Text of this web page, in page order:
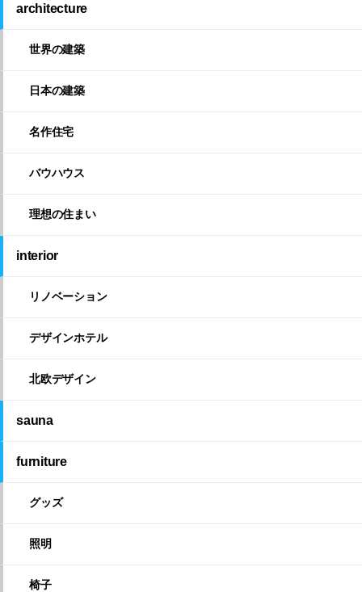
architecture
世界の建築
日本の建築
名作住宅
バウハウス
理想の住まい
interior
リノベーション
デザインホテル
北欧デザイン
sauna
furniture
グッズ
照明
椅子